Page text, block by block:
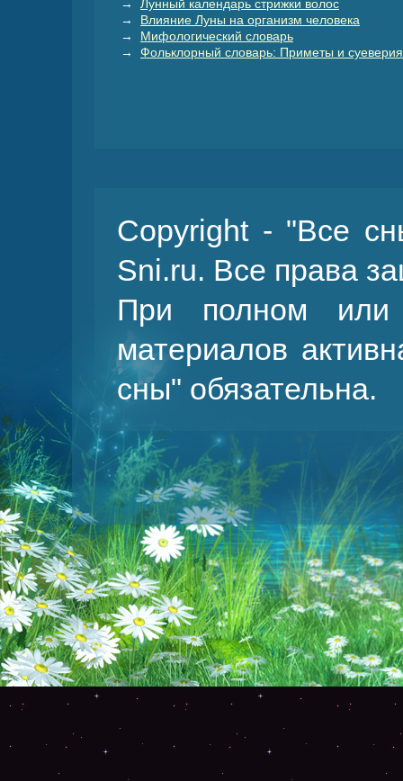
→ Лунный календарь стрижки волос
→ Влияние Луны на организм человека
→ Мифологический словарь
→ Фольклорный словарь: Приметы и суеверия
Copyright - "Все
Sni.ru. Все права
При полном или
материалов
сны" обязательна.